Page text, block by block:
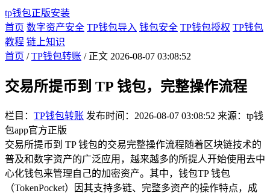
tp钱包正版安装
首页 数字资产安全 TP钱包导入 钱包安全 TP钱包授权 TP钱包
教程 链上知识
首页 /TP钱包转账 / 正文 2026-08-07 03:08:52
交易所提币到 TP 钱包，完整操作流程
栏目： TP钱包转账 发布时间：2026-08-07 03:08:52 来源：tp钱
包app官方正版
交易所提币到 TP 钱包的交易完整操作流程随着区块链技术的
普及和数字资产的广泛应用，越来越多的所提人开始使用去中
心化钱包来管理自己的加密资产。其中，钱包TP 钱包
（TokenPocket）因其支持多链、完整多资产的操作特点，成